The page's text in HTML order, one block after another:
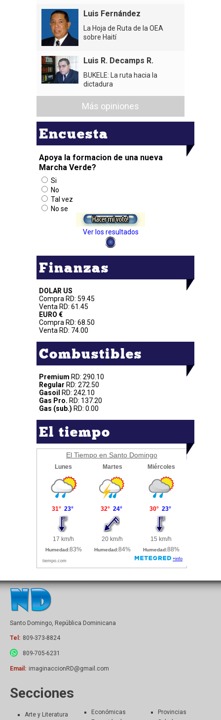
Luis Fernández
La Hoja de Ruta de la OEA
sobre Haití
Luis R. Decamps R.
BUKELE: La ruta hacia la
dictadura
Más opiniones
Encuesta
Apoya la formacion de una nueva
Marcha Verde?
Si
No
Tal vez
No se
Ver los resultados
Finanzas
DOLAR US
Compra RD: 59.45
Venta RD: 61.45
EURO €
Compra RD: 68.50
Venta RD: 74.00
Combustibles
Premium RD: 290.10
Regular RD: 272.50
Gasoil
RD: 242.10
Gas Pro. RD: 137.20
Gas (sub.) RD: 0.00
El tiempo
El Tiempo en Santo Domingo
Santo Domingo, República Dominicana
Tel: 809-373-8824
809-705-6231
Email: imaginaccionRD@gmail.com
Secciones
Arte y Literatura
Económicas
Provincias